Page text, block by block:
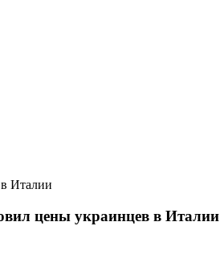
Италии
цены украинцев в Италии